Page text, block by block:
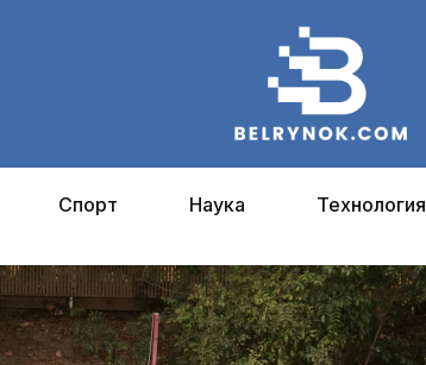
Спорт Наука Технология